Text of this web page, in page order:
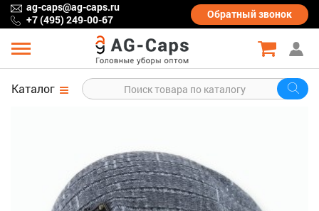
ag-caps@ag-caps.ru
+7 (495) 249-00-67
Обратныйзвонок
Каталог